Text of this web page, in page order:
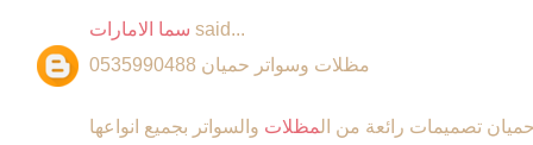
سما الامارات said...
مظلات وسواتر حميان 0535990488
تصميمات رائعة من المظلات والسواتر بجميع انواعها